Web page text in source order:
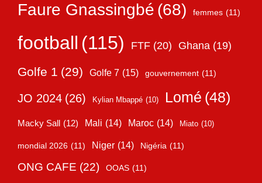
Faure Gnassingbé (68) femmes (11)
football (115) FTF (20) Ghana (19)
Golfe 1 (29) Golfe 7 (15) gouvernement (11)
JO 2024 (26) Kylian Mbappé (10) Lomé (48)
Macky Sall (12) Mali (14) Maroc (14) Miato (10)
mondial 2026 (11) Niger (14) Nigéria (11)
ONG CAFE (22) OOAS (11)